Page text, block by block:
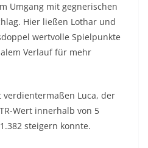
Umgang mit gegnerischen
Hier ließen Lothar und
wertvolle Spielpunkte
Verlauf für mehr
verdientermaßen Luca, der
Wert innerhalb von 5
steigern konnte.